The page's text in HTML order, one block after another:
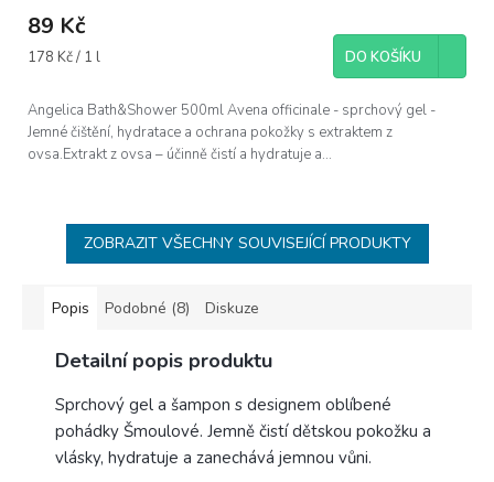
89 Kč
Měrná
178 Kč / 1 l DO KOŠÍKU
Angelica Bath&Shower 500ml Avena officinale - sprchový gel -
Jemné čištění, hydratace a ochrana pokožky s extraktem z
ovsa.Extrakt z ovsa – účinně čistí a hydratuje a...
ZOBRAZIT VŠECHNY SOUVISEJÍCÍ PRODUKTY
Popis Podobné (8) Diskuze
Detailní popis produktu
Sprchový gel a šampon s designem oblíbené
pohádky Šmoulové. Jemně čistí dětskou pokožku a
vlásky, hydratuje a zanechává jemnou vůni.